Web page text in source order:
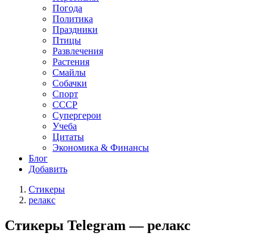
Погода
Политика
Праздники
Птицы
Развлечения
Растения
Смайлы
Собачки
Спорт
СССР
Супергерои
Учеба
Цитаты
Экономика & Финансы
Блог
Добавить
Стикеры
релакс
Стикеры Telegram — релакс